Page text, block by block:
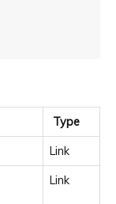
Type
Link
Link